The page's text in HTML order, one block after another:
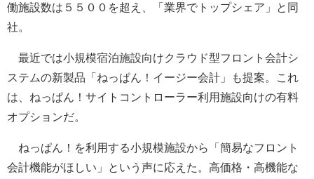
働施設数は５５００を超え、「業界でトップシェア」と同
社。
最近では小規模宿泊施設向けクラウド型フロント会計シ
ステムの新製品「ねっぱん！イージー会計」も提案。これ
は、ねっぱん！サイトコントローラー利用施設向けの有料
オプションだ。
ねっぱん！を利用する小規模施設から「簡易なフロント
会計機能がほしい」という声に応えた。高価格・高機能な